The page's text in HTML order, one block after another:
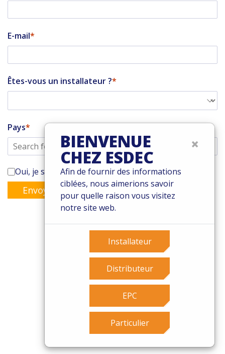
E-mail
Êtes-vous un installateur ?
Pays
Oui, je souhaite m'abonner à la newsletter de Enstall
Envoyer
© 2026 Esdec. Tous les droits sont réservés
Termes et conditions
Garantie
Governance
Cookies
Privacy policy
×
BIENVENUE
CHEZ ESDEC
Afin de fournir des informations
ciblées, nous aimerions savoir
pour quelle raison vous visitez
notre site web.
Installateur
Distributeur
EPC
Particulier